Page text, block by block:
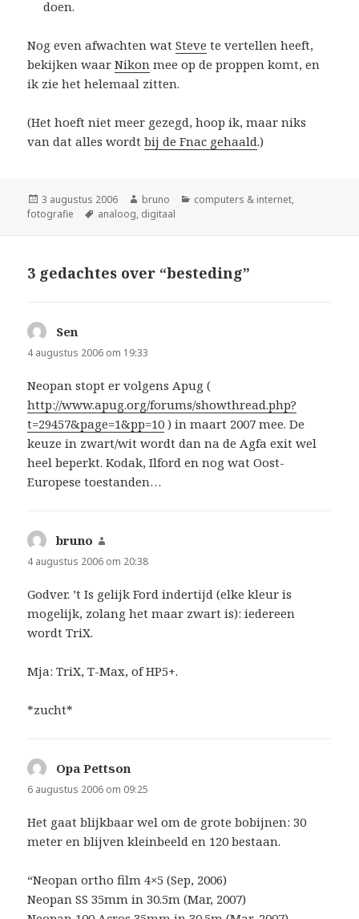
doen.
Nog even afwachten watSteve te vertellen heeft,
bekijken waarNikon mee op de proppen komt, en
ik zie het helemaal zitten.
(Het hoeft niet meer gezegd, hoop ik, maar niks
van dat alles wordtbij de Fnac gehaald.)
Geplaatst
op
3 augustus 2006 Auteur
bruno Categorieën
computers & internet,
fotografie
Tags
analoog, digitaal
3 gedachtes over “besteding”
Sen
4 augustus 2006 om 19:33
Neopan stopt er volgens Apug (
http://www.apug.org/forums/showthread.php?
t=29457&page=1&pp=10 ) in maart 2007 mee. De
keuze in zwart/wit wordt dan na de Agfa exit wel
heel beperkt. Kodak, Ilford en nog wat Oost-
Europese toestanden…
bruno
4 augustus 2006 om 20:38
Godver. ’t Is gelijk Ford indertijd (elke kleur is
mogelijk, zolang het maar zwart is): iedereen
wordt TriX.
Mja: TriX, T-Max, of HP5+.
*zucht*
Opa Pettson
6 augustus 2006 om 09:25
Het gaat blijkbaar wel om de grote bobijnen: 30
meter en blijven kleinbeeld en 120 bestaan.
“Neopan ortho film 4×5 (Sep, 2006)
Neopan SS 35mm in 30.5m (Mar, 2007)